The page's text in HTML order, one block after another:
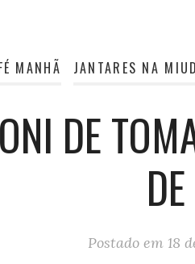
MANHÃ JANTARES NA
DE
Postado em 18